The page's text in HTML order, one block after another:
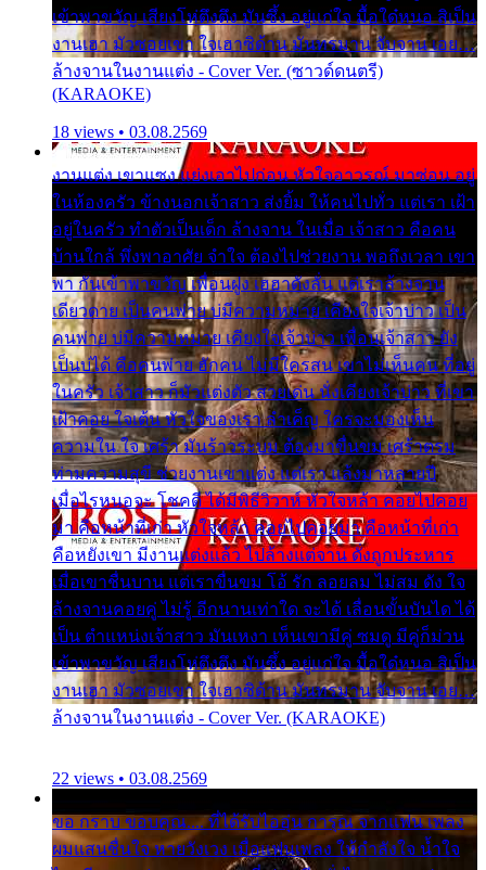
เข้าพาขวัญ เสียงโห่ตึงตึง มันซึ้ง อยู่แก่ใจ มื้อใด๋หนอ สิเป็น
งานเฮา มัวซอยเขา ใจเฮาซิด้าน มันทรมาน จับจาน เอย…
ล้างจานในงานแต่ง - Cover Ver. (ซาวด์ดนตรี)
(KARAOKE)
18 views • 03.08.2569
งานแต่ง เขาแซง แย่งเอาไปก่อน หัวใจอาวรณ์ มาซ่อน อยู่
ในห้องครัว ข้างนอกเจ้าสาว ส่งยิ้ม ให้คนไปทั่ว แต่เรา เฝ้า
อยู่ในครัว ทำตัวเป็นเด็ก ล้างจาน ในเมื่อ เจ้าสาว คือคน
บ้านใกล้ พึ่งพาอาศัย จำใจ ต้องไปช่วยงาน พอถึงเวลา เขา
พา กันเข้าพาขวัญ เพื่อนฝูง เฮฮาดังลั่น แต่เราล้างจาน
เดียวดาย เป็นคนพ่าย บ่มีความหมาย เคียงใจเจ้าบ่าว เป็น
คนพ่าย บ่มีความหมาย เคียงใจเจ้าบ่าว เพื่อนเจ้าสาว ยัง
เป็นบ่ได้ คือคนพ่าย ฮักคน ไม่มีใครสน เขาไม่เห็นคน ที่อยู่
ในครัว เจ้าสาว ก็มัวแต่งตัว สวยเด่น นั่งเคียงเจ้าบ่าว ที่เขา
เฝ้าคอย ใจเต้น หัวใจของเรา ลำเค็ญ ใครจะมองเห็น
ความใน ใจ เศร้า มันร้าวระบม ต้องมาขื่นขม เศร้าตรม
ท่ามความสุขี ช่วยงานเขาแต่ง แต่เรา แล้งมาหลายปี
เมื่อไรหนอจะ โชคดี ได้มีพิธีวิวาห์ หัวใจหล้า คอยไปคอย
มา คือหน้าที่เก่า หัวใจหล้า คอยไปคอยมา คือหน้าที่เก่า
คือหยังเขา มีงานแต่งแล้ว ไปล้างแต่จาน ดั่งถูกประหาร
เมื่อเขาชื่นบาน แต่เราขื่นขม โอ้ รัก ลอยลม ไม่สม ดัง ใจ
ล้างจานคอยคู่ ไม่รู้ อีกนานเท่าใด จะได้ เลื่อนขั้นบันได ได้
เป็น ตำแหน่งเจ้าสาว มันเหงา เห็นเขามีคู่ ซมดู มีคู่ก็ม่วน
เข้าพาขวัญ เสียงโห่ตึงตึง มันซึ้ง อยู่แก่ใจ มื้อใด๋หนอ สิเป็น
งานเฮา มัวซอยเขา ใจเฮาซิด้าน มันทรมาน จับจาน เอย…
ล้างจานในงานแต่ง - Cover Ver. (KARAOKE)
22 views • 03.08.2569
ขอ กราบ ขอบคุณ.... ที่ได้รับไออุ่น การุณ จากแฟน เพลง
ผมแสนชื่นใจ หายวังเวง เมื่อแฟนเพลง ให้กำลังใจ น้ำใจ